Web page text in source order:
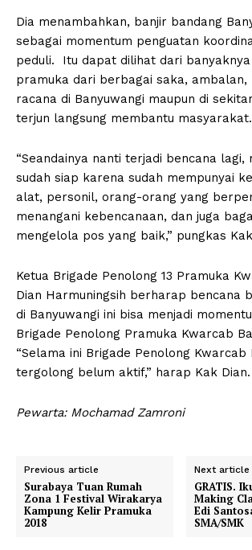
Dia menambahkan, banjir bandang
sebagai momentum penguatan
peduli. Itu dapat dilihat dari
pramuka dari berbagai saka, ambalan,
racana di Banyuwangi maupun di
terjun langsung membantu masyarakat.
“Seandainya nanti terjadi bencana lagi,
sudah siap karena sudah mempunyai
alat, personil, orang-orang yang
menangani kebencanaan, dan juga
mengelola pos yang baik,” pungkas
Ketua Brigade Penolong 13 Pramuka
Dian Harmuningsih berharap bencana
di Banyuwangi ini bisa menjadi
Brigade Penolong Pramuka Kwarcab
“Selama ini Brigade Penolong Kwarcab
tergolong belum aktif,” harap Kak Dian.
Pewarta: Mochamad Zamroni
Previous article
Surabaya Tuan Rumah
Zona 1 Festival Wirakarya
Kampung Kelir Pramuka
2018
Next article
GRATIS.
Making
Edi
SMA/SMK